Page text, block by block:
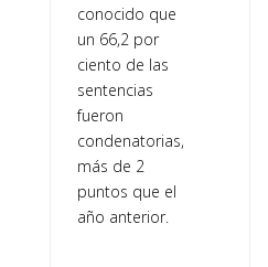
conocido que
un 66,2 por
ciento de las
sentencias
fueron
condenatorias,
más de 2
puntos que el
año anterior.